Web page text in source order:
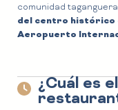
comunidad
del centro histórico
Aeropuerto
¿Cuál es